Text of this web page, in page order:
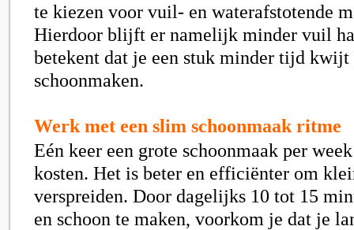
te kiezen voor vuil- en waterafstotende
Hierdoor blijft er namelijk minder vuil
betekent dat je een stuk minder tijd kwijt
schoonmaken.
Werk met een slim schoonmaak ritme
Eén keer een grote schoonmaak per
kosten. Het is beter en efficiënter om
verspreiden. Door dagelijks 10 tot 15
en schoon te maken, voorkom je dat je